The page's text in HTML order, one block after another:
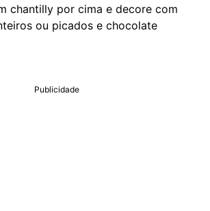
chantilly por cima e decore com
ou picados e chocolate
Publicidade